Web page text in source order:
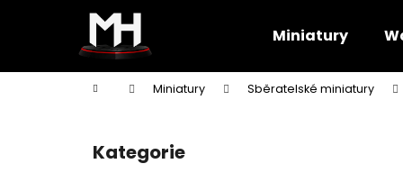
Miniatury
Domů Miniatury Sběratelské miniatury
Přeskočit
kategorie
Kategorie
í
Zpět
do
Zpět
do